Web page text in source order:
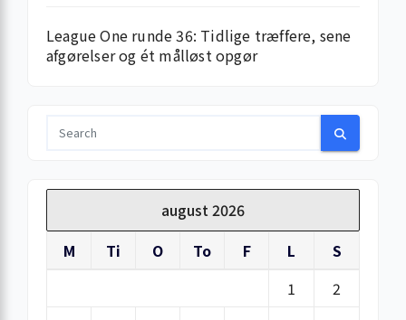
League One runde 36: Tidlige træffere, sene
afgørelser og ét målløst opgør
august 2026
M
Ti O To F L
S
1
2